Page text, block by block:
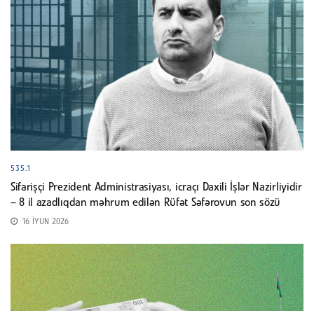
535.1
Sifarişçi Prezident Administrasiyası, icraçı Daxili İşlər Nazirliyidir
– 8 il azadlıqdan məhrum edilən Rüfət Səfərovun son sözü
16 İYUN 2026